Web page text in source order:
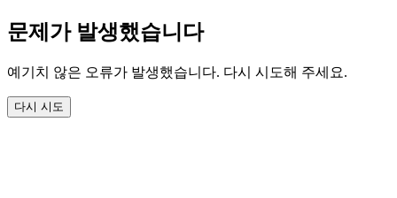
문제가 발생했습니다
예기치 않은 오류가 발생했습니다. 다시 시도해 주세요.
다시 시도